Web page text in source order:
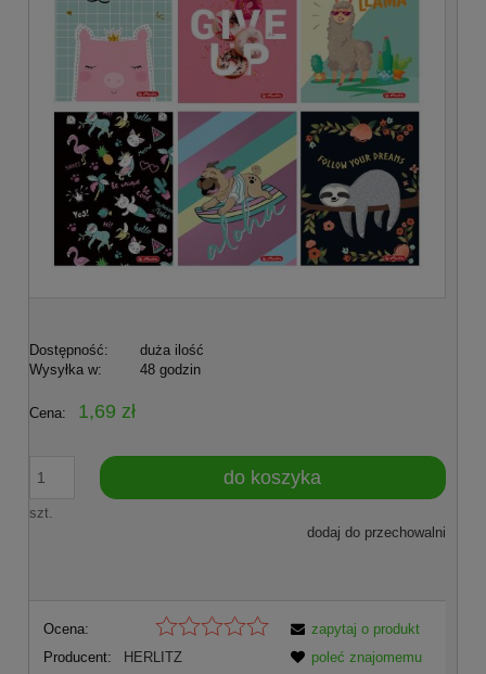
Dostępność:
duża ilość
Wysyłka w:
48 godzin
Cena: 1,69 zł
szt.
do koszyka
dodaj do przechowalni
Ocena:
Producent:
HERLITZ
zapytaj o produkt
poleć znajomemu